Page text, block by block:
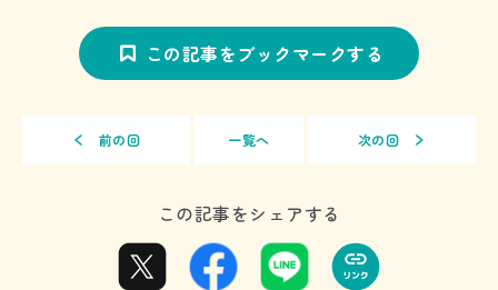
この記事をブックマークする
前の回 一覧へ 次の回
この記事をシェアする